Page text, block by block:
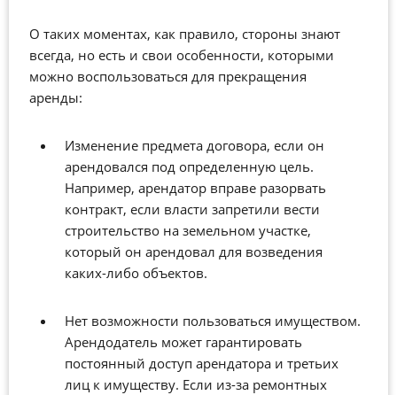
О таких моментах, как правило, стороны знают
всегда, но есть и свои особенности, которыми
можно воспользоваться для прекращения
аренды:
Изменение предмета договора, если он
арендовался под определенную цель.
Например, арендатор вправе разорвать
контракт, если власти запретили вести
строительство на земельном участке,
который он арендовал для возведения
каких-либо объектов.
Нет возможности пользоваться имуществом.
Арендодатель может гарантировать
постоянный доступ арендатора и третьих
лиц к имуществу. Если из-за ремонтных